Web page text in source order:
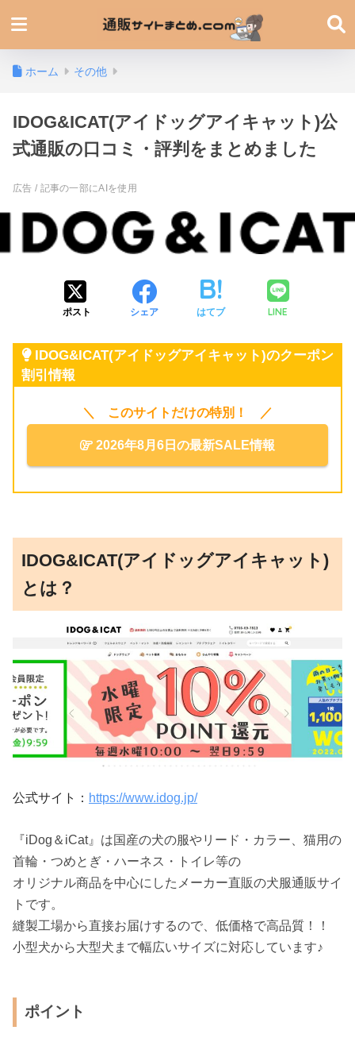
ホーム その他
IDOG&ICAT(アイドッグアイキャット)公
式通販の口コミ・評判をまとめました
ポスト シェア はてブ LINE
IDOG&ICAT(アイドッグアイキャット)のクーポン
割引情報
＼ このサイトだけの特別！ ／
2026年8月6日の最新SALE情報
IDOG&ICAT(アイドッグアイキャット)
とは？
公式サイト： https://www.idog.jp/
『iDog＆iCat』は国産の犬の服やリード・カラー、猫用の
首輪・つめとぎ・ハーネス・トイレ等の
オリジナル商品を中心にしたメーカー直販の犬服通販サイ
トです。
縫製工場から直接お届けするので、低価格で高品質！！
小型犬から大型犬まで幅広いサイズに対応しています♪
ポイント